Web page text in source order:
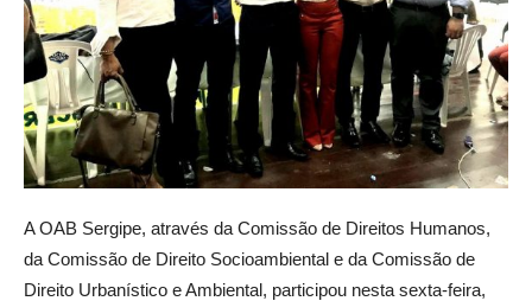
A OAB Sergipe, através da Comissão de Direitos Humanos,
da Comissão de Direito Socioambiental e da Comissão de
Direito Urbanístico e Ambiental, participou nesta sexta-feira,